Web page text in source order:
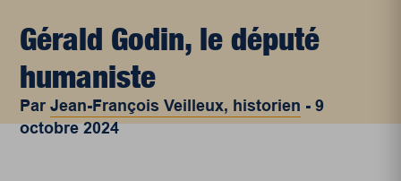
Gérald Godin, le député
humaniste
ParJean-François Veilleux, historien -9
octobre 2024